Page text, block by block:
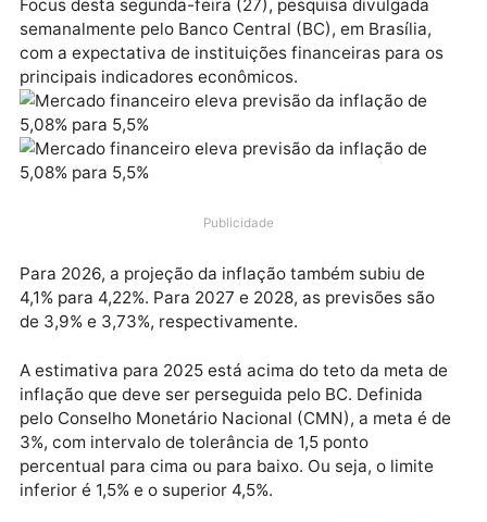
Nacional de Preços ao Consumidor Amplo (IPCA) –
considerado a inflação oficial do país – passou de
5,08% para 5,5% este ano. A estimativa está no
Focus desta segunda-feira (27), pesquisa divulgada
semanalmente pelo Banco Central (BC), em Brasília,
com a expectativa de instituições financeiras para
principais indicadores econômicos.
Para 2026, a projeção da inflação também subiu de
4,1% para 4,22%. Para 2027 e 2028, as previsões são
de 3,9% e 3,73%, respectivamente.
A estimativa para 2025 está acima do teto da meta